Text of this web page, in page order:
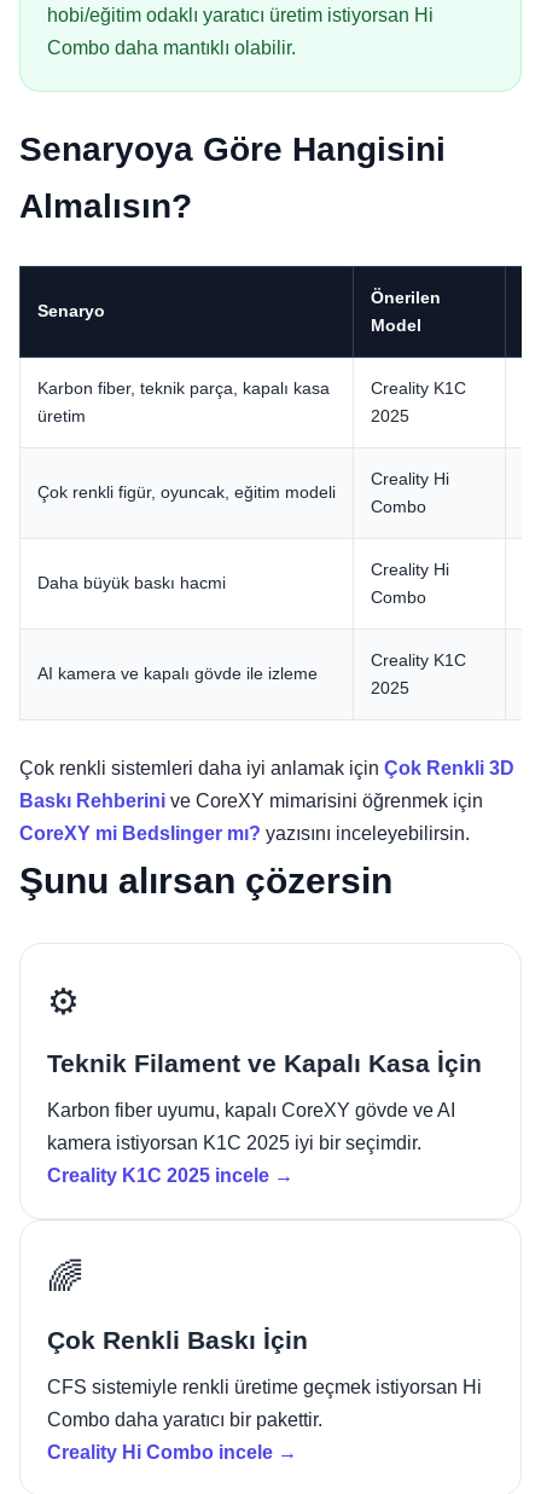
hobi/eğitim odaklı yaratıcı üretim istiyorsan Hi
Combo daha mantıklı olabilir.
Senaryoya Göre Hangisini
Almalısın?
Senaryo
Önerilen
Model
Karbon fiber, teknik parça, kapalı kasa
üretim
Creality K1C
2025
Çok renkli figür, oyuncak, eğitim modeli
Creality Hi
Combo
Daha büyük baskı hacmi
Creality Hi
Combo
AI kamera ve kapalı gövde ile izleme
Creality K1C
2025
Çok renkli sistemleri daha iyi anlamak için Çok Renkli 3D
Baskı Rehberini ve CoreXY mimarisini öğrenmek için
CoreXY mi Bedslinger mı? yazısını inceleyebilirsin.
Şunu alırsan çözersin
⚙️
Teknik Filament ve Kapalı Kasa İçin
Karbon fiber uyumu, kapalı CoreXY gövde ve AI
kamera istiyorsan K1C 2025 iyi bir seçimdir.
Creality K1C 2025 incele →
🌈
Çok Renkli Baskı İçin
CFS sistemiyle renkli üretime geçmek istiyorsan Hi
Combo daha yaratıcı bir pakettir.
Creality Hi Combo incele →